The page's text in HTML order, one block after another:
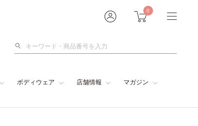
0
検
ボディウェア 店舗情報 マガジン